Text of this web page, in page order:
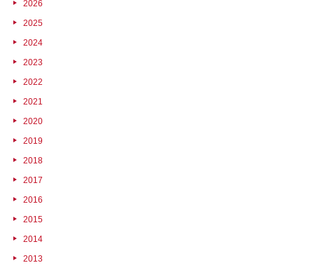
2026
2025
2024
2023
2022
2021
2020
2019
2018
2017
2016
2015
2014
2013